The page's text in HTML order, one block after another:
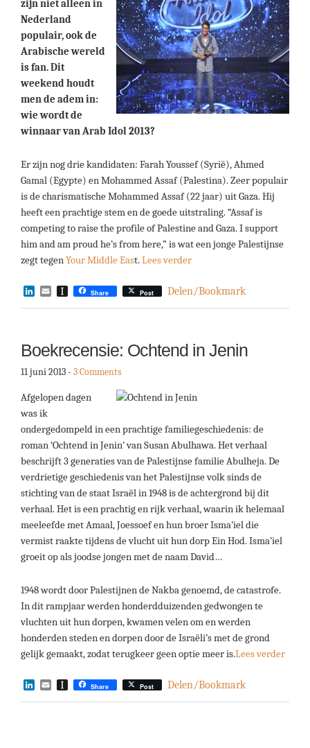
zijn niet alleen in
Nederland
populair, ook de
Arabische wereld
is fan. Dit
weekend houdt
men de adem in:
wie wordt de
winnaar van Arab Idol 2013?
Er zijn nog drie kandidaten: Farah Youssef (Syrië), Ahmed
Gamal (Egypte) en Mohammed Assaf (Palestina). Zeer populair
is de charismatische Mohammed Assaf (22 jaar) uit Gaza. Hij
heeft een prachtige stem en de goede uitstraling. “Assaf is
competing to raise the profile of Palestine and Gaza. I support
him and am proud he’s from here,” is wat een jonge Palestijnse
zegt tegenYour Middle East.Lees verder
LinkedIn
EmailInstapaper
Share Post Delen/Bookmark
Boekrecensie: Ochtend in Jenin
11 juni 2013- 3 Comments
Afgelopen dagen
was ik
ondergedompeld in een prachtige familiegeschiedenis: de
roman ‘Ochtend in Jenin’ van Susan Abulhawa. Het verhaal
beschrijft 3 generaties van de Palestijnse familie Abulheja. De
verdrietige geschiedenis van het Palestijnse volk sinds de
stichting van de staat Israël in 1948 is de achtergrond bij dit
verhaal. Het is een prachtig en rijk verhaal, waarin ik helemaal
meeleefde met Amaal, Joessoef en hun broer Isma’iel die
vermist raakte tijdens de vlucht uit hun dorp Ein Hod. Isma’iel
groeit op als joodse jongen met de naam David…
1948 wordt door Palestijnen de Nakba genoemd, de catastrofe.
In dit rampjaar werden honderdduizenden gedwongen te
vluchten uit hun dorpen, kwamen velen om en werden
honderden steden en dorpen door de Israëli’s met de grond
gelijk gemaakt, zodat terugkeer geen optie meer is.Lees verder
LinkedIn
EmailInstapaper
Share Post Delen/Bookmark